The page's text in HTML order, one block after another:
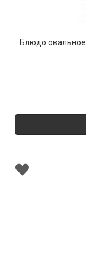
Блюдо овальное